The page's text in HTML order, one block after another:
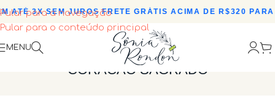
Pular para a navegação
Pular para o conteúdo principal
ATÉ 3X SEM JUROS•FRETE GRÁTIS ACIMA DE R$320 PARA
MENU
CORACÃO SAGRADO